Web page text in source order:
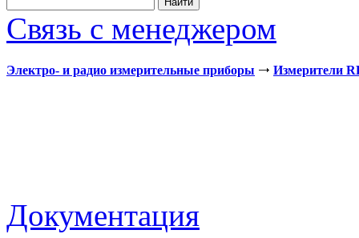
Связь с менеджером
Электро- и радио измерительные приборы Измерители
Документация